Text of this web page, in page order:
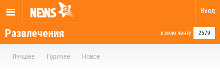
Вход
Развлечения в мою ленту 2679
Лучшее Горячее Новое